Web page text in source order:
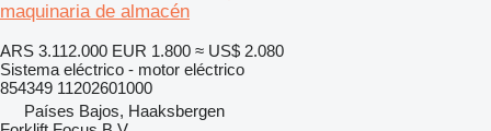
maquinaria de almacén
ARS 3.112.000 EUR 1.800 ≈ US$ 2.080
Sistema eléctrico - motor eléctrico
854349 11202601000
Países Bajos, Haaksbergen